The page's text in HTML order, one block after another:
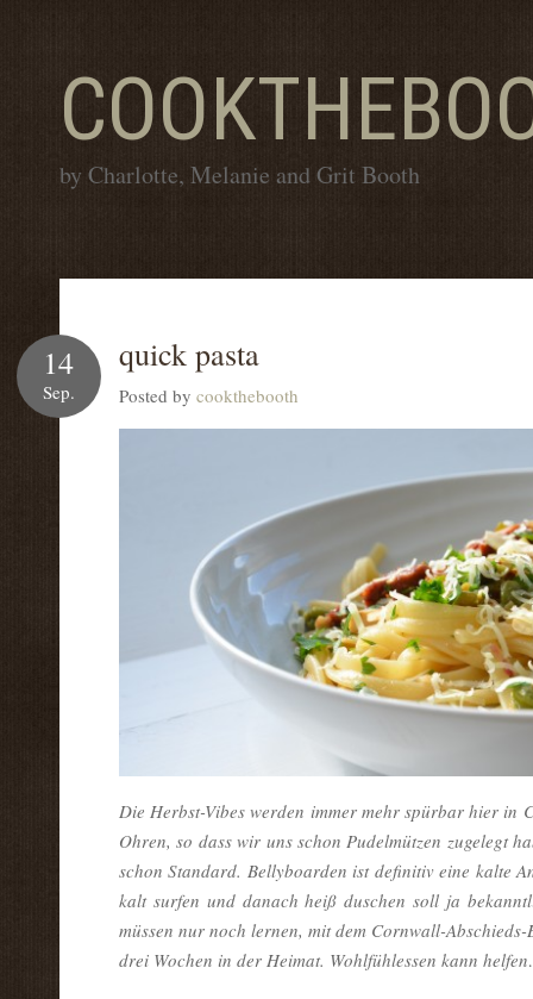
by Charlotte, Melanie and Grit Booth
quick pasta
Posted by cookthebooth
14
Sep.
Die Herbst-Vibes werden immer mehr spürbar hier in
Ohren, so dass wir uns schon Pudelmützen zugelegt
schon Standard. Bellyboarden ist definitiv eine kalte
kalt surfen und danach heiß duschen soll ja
müssen nur noch lernen, mit dem Cornwall-
drei Wochen in der Heimat. Wohlfühlessen kann